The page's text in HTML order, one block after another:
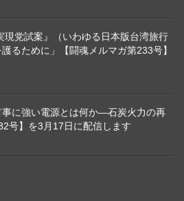
現党試案』（いわゆる日本版台湾旅行
るために」【闘魂メルマガ第233号】
事に強い電源とは何か―石炭火力の再
号】を3月17日に配信します